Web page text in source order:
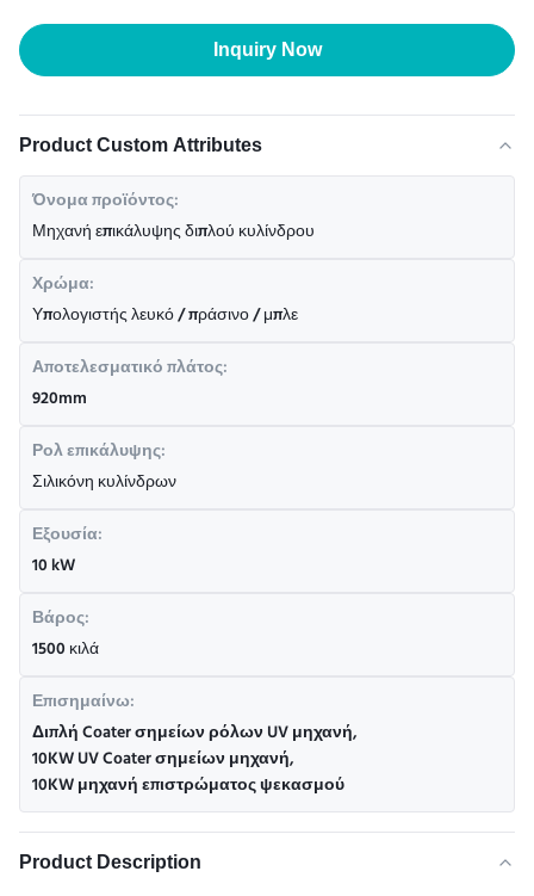
Inquiry Now
Product Custom Attributes
Όνομα προϊόντος:
Μηχανή επικάλυψης διπλού κυλίνδρου
Χρώμα:
Υπολογιστής λευκό / πράσινο / μπλε
Αποτελεσματικό πλάτος:
920mm
Ρολ επικάλυψης:
Σιλικόνη κυλίνδρων
Εξουσία:
10 kW
Βάρος:
1500 κιλά
Επισημαίνω:
Διπλή Coater σημείων ρόλων UV μηχανή,
10KW UV Coater σημείων μηχανή,
10KW μηχανή επιστρώματος ψεκασμού
Product Description